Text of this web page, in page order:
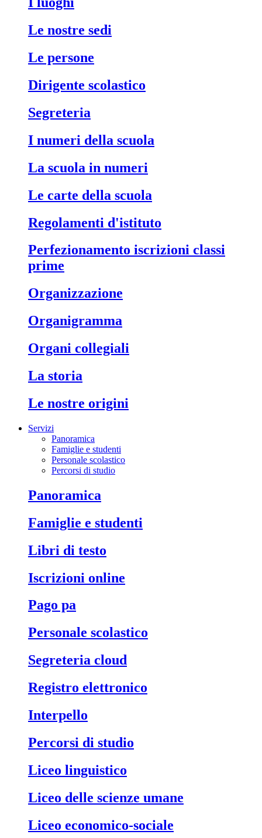
le nostre sedi
le persone
dirigente scolastico
segreteria
i numeri della scuola
la scuola in numeri
le carte della scuola
regolamenti d'istituto
perfezionamento iscrizioni classi
prime
organizzazione
organigramma
organi collegiali
la storia
le nostre origini
Servizi
Panoramica
Famiglie e studenti
Personale scolastico
Percorsi di studio
panoramica
famiglie e studenti
libri di testo
iscrizioni online
pago pa
personale scolastico
segreteria cloud
registro elettronico
interpello
percorsi di studio
liceo linguistico
liceo delle scienze umane
liceo economico-sociale